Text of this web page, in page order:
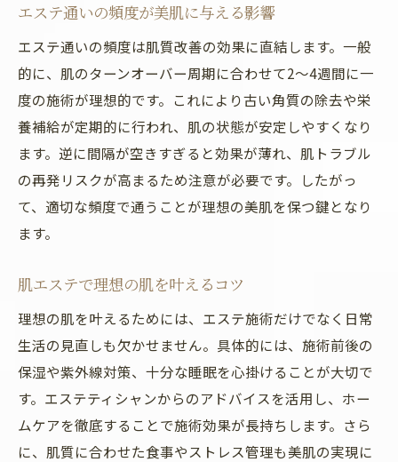
エステ通いの頻度が美肌に与える影響
エステ通いの頻度は肌質改善の効果に直結します。一般
的に、肌のターンオーバー周期に合わせて2～4週間に一
度の施術が理想的です。これにより古い角質の除去や栄
養補給が定期的に行われ、肌の状態が安定しやすくなり
ます。逆に間隔が空きすぎると効果が薄れ、肌トラブル
の再発リスクが高まるため注意が必要です。したがっ
て、適切な頻度で通うことが理想の美肌を保つ鍵となり
ます。
肌エステで理想の肌を叶えるコツ
理想の肌を叶えるためには、エステ施術だけでなく日常
生活の見直しも欠かせません。具体的には、施術前後の
保湿や紫外線対策、十分な睡眠を心掛けることが大切で
す。エステティシャンからのアドバイスを活用し、ホー
ムケアを徹底することで施術効果が長持ちします。さら
に、肌質に合わせた食事やストレス管理も美肌の実現に